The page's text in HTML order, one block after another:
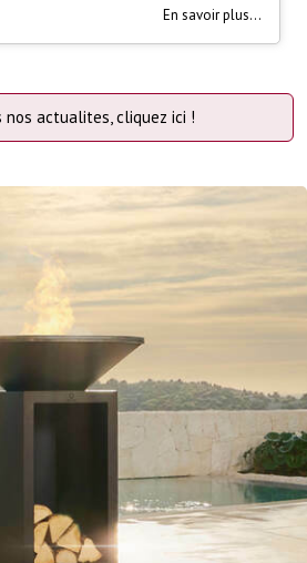
En savoir plus...
nos actualites, cliquez ici !